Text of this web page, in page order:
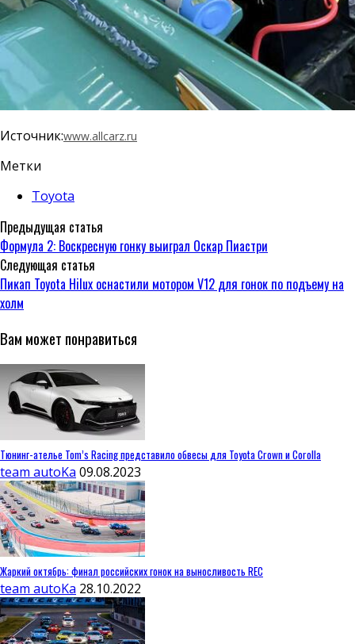
Источник:www.allcarz.ru
Метки
Toyota
Предыдущая статья
Формула 2: Воскресную гонку выиграл Оскар Пиастри
Следующая статья
Пикап Toyota Hilux оснастили мотором V12 для гонок по подъему на
холм
Вам может понравиться
Тюнинг-ателье Tom’s Racing представило обвесы для Toyota Crown и Corolla
team autoKa 09.08.2023
Жаркий октябрь: финал российских гонок на выносливость REC
team autoKa 28.10.2022